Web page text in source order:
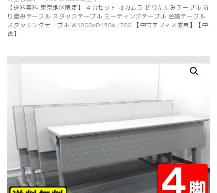
【送料無料 東京地区限定】 ４台セット オカムラ 折りたたみテーブル 折
り畳みテーブル スタックテーブル ミーティングテーブル 会議テーブル
スタッキングテーブル W1800×D450×H700 【中古オフィス家具】【中
古】